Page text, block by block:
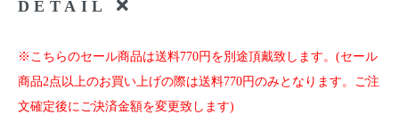
DETAIL
※こちらのセール商品は送料770円を別途頂戴致します。(セール
商品2点以上のお買い上げの際は送料770円のみとなります。ご注
文確定後にご決済金額を変更致します)